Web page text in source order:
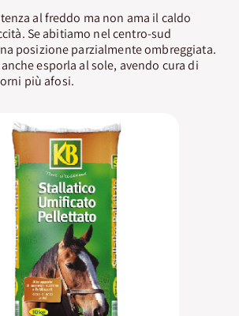
al freddo ma non ama il caldo
Se abitiamo nel centro-sud
posizione parzialmente ombreggiata.
esporla al sole, avendo cura di
più afosi.